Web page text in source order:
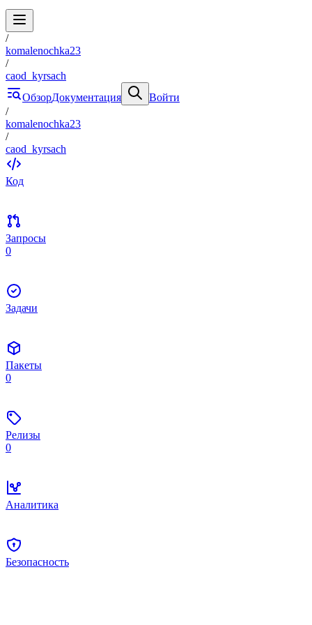
/
komalenochka23
/
caod_kyrsach
ОбзорДокументация
Войти
/
komalenochka23
/
caod_kyrsach
Код
Запросы
0
Задачи
Пакеты
0
Релизы
0
Аналитика
Безопасность